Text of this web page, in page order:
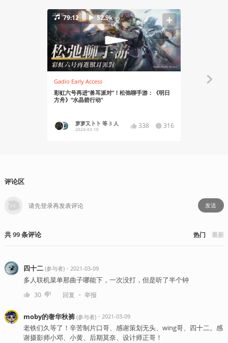
79:12 52.9k
Gadio Early Access
彩虹六号再进“兽耳派对”！松弛聊手游：《明日
方舟》“水晶箭行动”
萝萝又卜卜 等 3 人
2024-03-10 338 316
评论区
发送
共99条评论 热门 最新
四十二 (参与者)・ 2021-03-09
多人联机菜单那曲子哪能下，一次没打，但是听了半个钟
30 回复 ・ 举报
moby的奢华秋裤 (参与者)・ 2021-03-09
老铁们久等了！辛苦制片口哥、感谢策划无头、wing哥、四十二。感
谢摄影师小邓、小黄、后期莫奈、设计师正哥！